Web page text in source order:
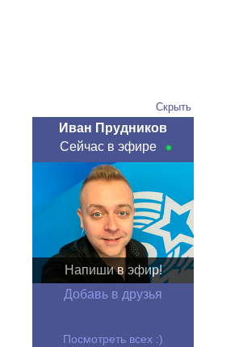
Скрыть
Иван Прудников
Сейчас в эфире
Напиши в эфир!
Добавь в друзья
Посмотреть всех :)